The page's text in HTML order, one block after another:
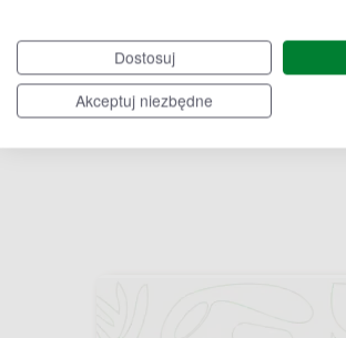
Dostosuj
Akceptuj niezbędne